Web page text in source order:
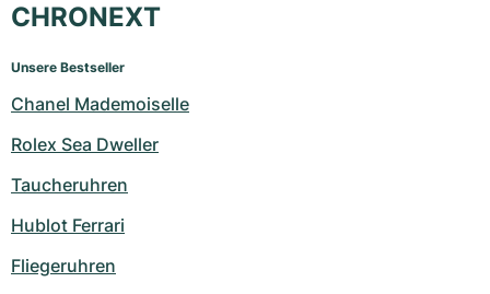
CHRONEXT
Unsere Bestseller
Chanel Mademoiselle
Rolex Sea Dweller
Taucheruhren
Hublot Ferrari
Fliegeruhren